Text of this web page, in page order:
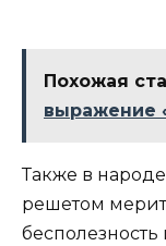
Похожая
выражение
Также в
решетом